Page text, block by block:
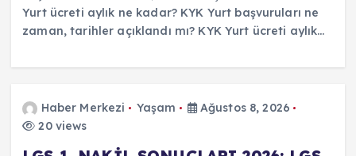
Yurt ücreti aylık ne kadar? KYK Yurt başvuruları ne
zaman, tarihler açıklandı mı? KYK Yurt ücreti aylık…
Haber Merkezi Yaşam
Ağustos 8, 2026
20 views